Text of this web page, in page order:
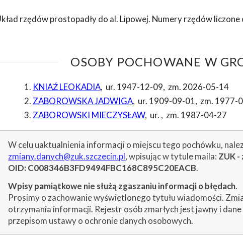
rzędów prostopadły do al. Lipowej. Numery rzędów liczone
OSOBY POCHOWANE W
KNIAŹ LEOKADIA, ur. 1947-12-09, zm. 2026-05-14
ZABOROWSKA JADWIGA, ur. 1909-09-01, zm. 1977-
ZABOROWSKI MIECZYSŁAW, ur. , zm. 1987-04-27
W celu uaktualnienia informacji o miejscu tego pochówku,
zmiany.danych@zuk.szczecin.pl, wpisując w tytule maila: ZUK -
OID: C008346B3FD9494FBC168C895C20EACB.
Wpisy pamiątkowe nie służą zgaszaniu informacji o błędach.
Prosimy o zachowanie wyświetlonego tytułu wiadomości.
otrzymania informacji. Rejestr osób zmarłych jest jawny i
przepisom ustawy o ochronie danych osobowych.